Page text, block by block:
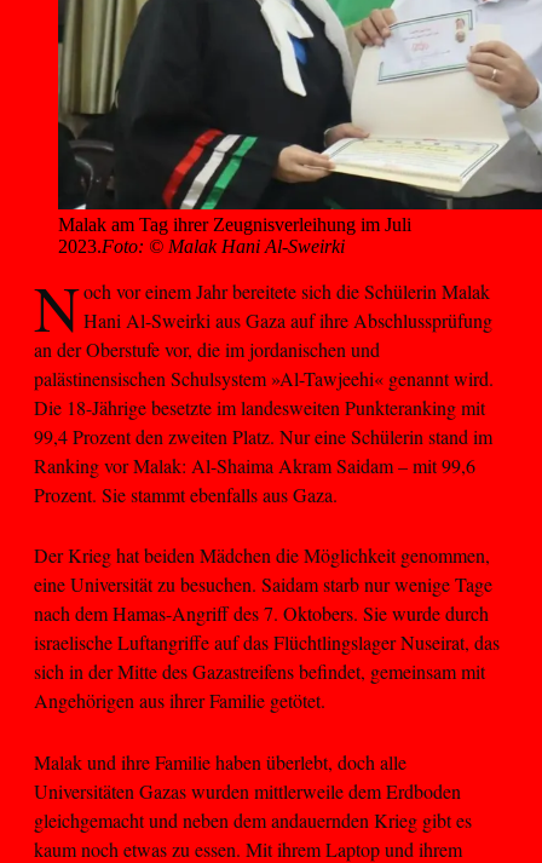
Malak am Tag ihrer Zeugnisverleihung im Juli
2023.Foto: © Malak Hani Al-Sweirki
Noch vor einem Jahr bereitete sich die Schülerin Malak
Hani Al-Sweirki aus Gaza auf ihre Abschlussprüfung
an der Oberstufe vor, die im jordanischen und
palästinensischen Schulsystem »Al-Tawjeehi« genannt wird.
Die 18-Jährige besetzte im landesweiten Punkteranking mit
99,4 Prozent den zweiten Platz. Nur eine Schülerin stand im
Ranking vor Malak: Al-Shaima Akram Saidam – mit 99,6
Prozent. Sie stammt ebenfalls aus Gaza.
Der Krieg hat beiden Mädchen die Möglichkeit genommen,
eine Universität zu besuchen. Saidam starb nur wenige Tage
nach dem Hamas-Angriff des 7. Oktobers. Sie wurde durch
israelische Luftangriffe auf das Flüchtlingslager Nuseirat, das
sich in der Mitte des Gazastreifens befindet, gemeinsam mit
Angehörigen aus ihrer Familie getötet.
Malak und ihre Familie haben überlebt, doch alle
Universitäten Gazas wurden mittlerweile dem Erdboden
gleichgemacht und neben dem andauernden Krieg gibt es
kaum noch etwas zu essen. Mit ihrem Laptop und ihrem